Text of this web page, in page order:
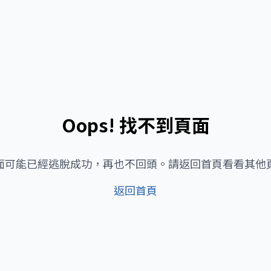
Oops! 找不到頁面
可能已經逃脫成功，再也不回頭。請返回首頁看看其他
返回首頁